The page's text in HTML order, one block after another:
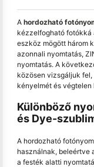
A hordozható
kézzelfogható fotókká
eszköz mögött három
azonnali nyomtatás,
nyomtatás. A
közösen vizsgáljuk
kényelmét és
Különböző
és Dye-
A hordozható
használnak, beleértve
a festék alatti